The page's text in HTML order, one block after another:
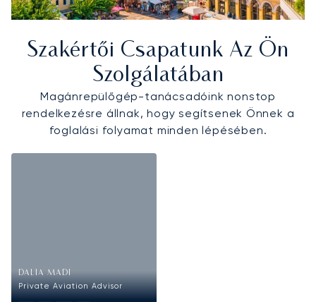
Szakértői Csapatunk Az Ön
Szolgálatában
Magánrepülőgép-tanácsadóink nonstop
rendelkezésre állnak, hogy segítsenek Önnek a
foglalási folyamat minden lépésében.
DALIA MADI
Private Aviation Advisor